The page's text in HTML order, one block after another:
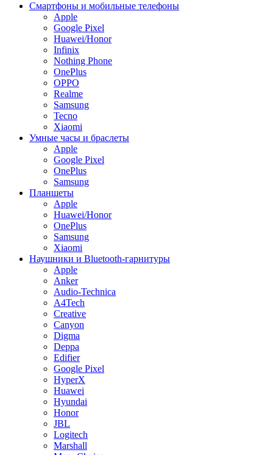
Смартфоны и мобильные телефоны
Apple
Google Pixel
Huawei/Honor
Infinix
Nothing Phone
OnePlus
OPPO
Realme
Samsung
Tecno
Xiaomi
Умные часы и браслеты
Apple
Google Pixel
OnePlus
Samsung
Планшеты
Apple
Huawei/Honor
OnePlus
Samsung
Xiaomi
Наушники и Bluetooth-гарнитуры
Apple
Anker
Audio-Technica
A4Tech
Creative
Canyon
Digma
Deppa
Edifier
Google Pixel
HyperX
Huawei
Hyundai
Honor
JBL
Logitech
Marshall